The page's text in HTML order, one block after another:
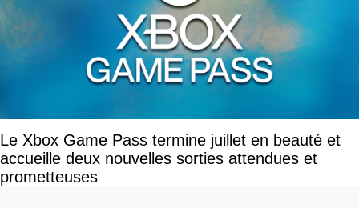
Le Xbox Game Pass termine juillet en beauté et
accueille deux nouvelles sorties attendues et
prometteuses